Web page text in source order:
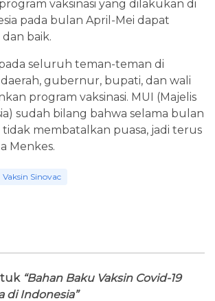
vaksinasi yang dilakukan di
pada bulan April-Mei dapat
baik.
seluruh teman-teman di
gubernur, bupati, dan wali
program vaksinasi. MUI (Majelis
sudah bilang bahwa selama bulan
tidak membatalkan puasa, jadi terus
Menkes.
Vaksin Sinovac
“Bahan Baku Vaksin Covid-19
di Indonesia”